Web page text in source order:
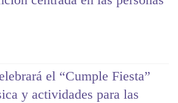
el “Cumple Fiesta”
y actividades para las